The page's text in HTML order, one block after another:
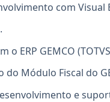
com Visual
ERP GEMCO
Módulo Fiscal do
e